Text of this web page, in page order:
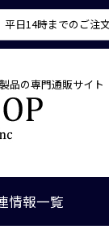
日14時までのご注
品の専門通販サイト
情報一覧